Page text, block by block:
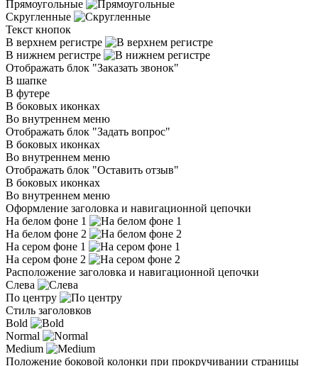
Прямоугольные
Скругленные
Текст кнопок
В верхнем регистре
В нижнем регистре
Отображать блок "Заказать звонок"
В шапке
В футере
В боковых иконках
Во внутреннем меню
Отображать блок "Задать вопрос"
В боковых иконках
Во внутреннем меню
Отображать блок "Оставить отзыв"
В боковых иконках
Во внутреннем меню
Оформление заголовка и навигационной цепочки
На белом фоне 1
На белом фоне 2
На сером фоне 1
На сером фоне 2
Расположение заголовка и навигационной цепочки
Слева
По центру
Стиль заголовков
Bold
Normal
Medium
Положение боковой колонки при прокручивании страницы